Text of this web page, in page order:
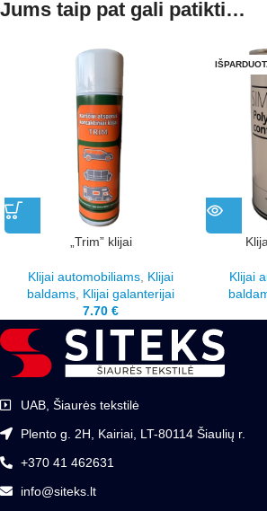
Jums taip pat gali patikti…
„Trim” klijai
Klijai automobiliams Klijai
baldams Klijai galanterijai
7.70 €
Klijai
UAB, Šiaurės tekstilė
Plento g. 2H, Kairiai, LT-80114 Šiaulių r.
+370 41 462631
info@siteks.lt